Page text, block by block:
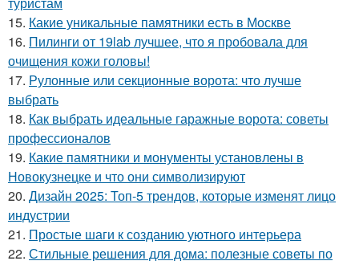
15. Какие уникальные памятники есть в Москве
16. Пилинги от 19lab лучшее, что я пробовала для
очищения кожи головы!
17. Рулонные или секционные ворота: что лучше
выбрать
18. Как выбрать идеальные гаражные ворота: советы
профессионалов
19. Какие памятники и монументы установлены в
Новокузнецке и что они символизируют
20. Дизайн 2025: Топ-5 трендов, которые изменят лицо
индустрии
21. Простые шаги к созданию уютного интерьера
22. Стильные решения для дома: полезные советы по